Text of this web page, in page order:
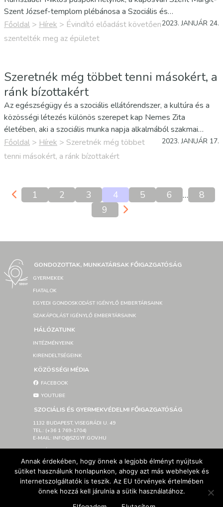
Szent József-templom plébánosa a Szociális és
Gyermekvédelmi Főigazgatóság Somogy Megyei
Kirendeltségén.
Főoldal > Hírek > Évindító előadást követően
szentelték meg az épületet
2023. JANUÁR 24.
Szeretnék még többet tenni másokért, a
ránk bízottakért
Az egészségügy és a szociális ellátórendszer, a kultúra és a
közösségi létezés különös szerepet kap Nemes Zita
életében, aki a szociális munka napja alkalmából szakmai
tevékenységéért miniszteri elismerő oklevelet vett át a
Belügyminisztérium márványtermében Fülöp Attila
Főoldal > Hírek > Szeretnék még többet
tenni másokért, a ránk bízottakért
2023. JANUÁR 17.
1 2 3 4 5 6 …
8
9
GONDOZOTTAK, MUNKATÁRSAK FŐIGAZGATÓSÁG
GYERMEKEK
FIATALOK
EGYEDI GONDOSKODÁST IGÉNYLŐ EMBERTÁRSAINK
SZAKÁPOLÁST IGÉNYLŐ EMBERTÁRSAINK
HÁLÓZATUNK
INTÉZMÉNYEINK
KIRENDELTSÉGEINK
KÖZÖSSÉGI MÉDIA
FACEBOOK
YOUTUBE
SZOCIÁLIS ÉS GYERMEKVÉDELMI FŐIGAZGATÓSÁG
1132 BUDAPEST, VISEGRÁDI U. 49
TEL.: (+36 1 769-1704)
E-MAIL: INFO@SZGYF.GOV.HU
SAJTÓSZOBA
LETÖLTHETŐ LOGÓK
IMPRESSZUM
AKADÁLYMENTESÍTÉSI NYILATKOZAT
Annak érdekében, hogy önnek a legjobb élményt nyújtsuk
sütiket használunk honlapunkon, ahogy azt más webhelyek és
internetszolgáltatók is teszik. Az EU törvények értelmében
önnek hozzá kell járulnia a sütik használatához.